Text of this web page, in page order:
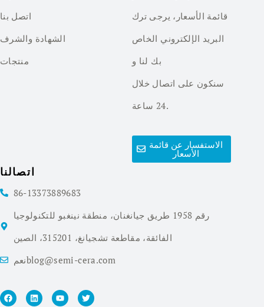
اتصل بنا
الشهادة والشرف
منتجات
قائمة الأسعار، يرجى ترك
البريد الإلكتروني الخاص
بك لنا و
سنكون على اتصال خلال
24 ساعة.
الاستفسار عن قائمة
الأسعار
اتصالنا
86-13373889683
رقم 1958 طريق جيانغنان، منطقة نينغبو للتكنولوجيا
الفائقة، مقاطعة تشجيانغ، 315201، الصين
نعمblog@semi-cera.com